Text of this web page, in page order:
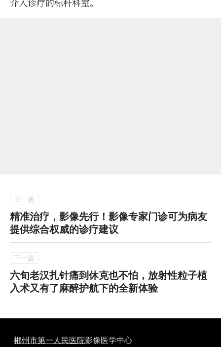
精准治疗，影像先行！影像专家门诊可为病友
提供综合权威的诊疗建议
六旬老汉扎针痛到休克也不怕，放射性粒子植
入术又有了麻醉护航下的全新体验
郴州市第一人民医院影像医学中心